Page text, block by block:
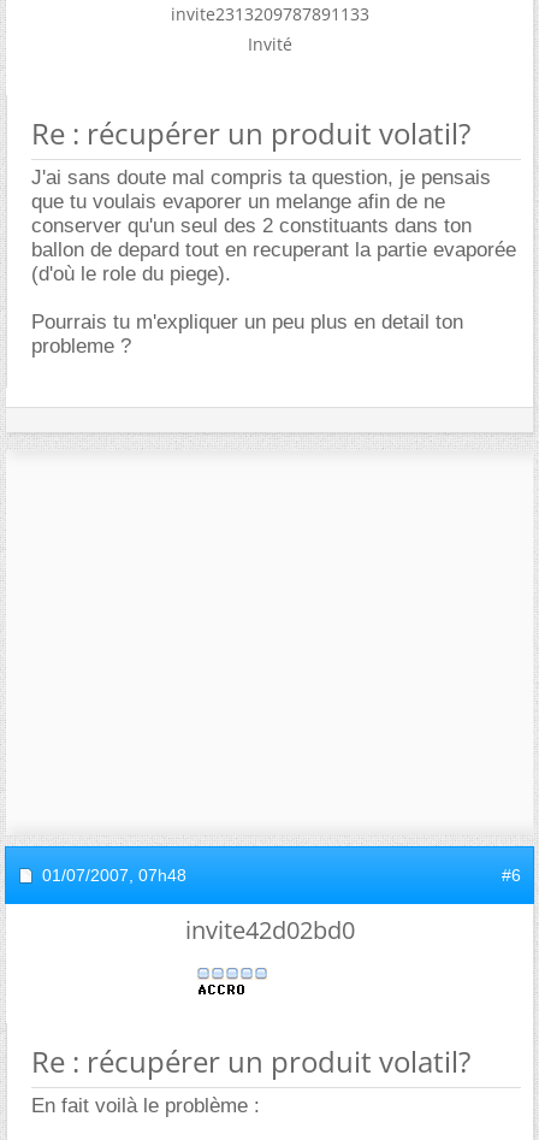
invite2313209787891133
Invité
Re : récupérer un produit volatil?
J'ai sans doute mal compris ta question, je pensais
que tu voulais evaporer un melange afin de ne
conserver qu'un seul des 2 constituants dans ton
ballon de depard tout en recuperant la partie evaporée
(d'où le role du piege).
Pourrais tu m'expliquer un peu plus en detail ton
probleme ?
01/07/2007, 07h48 #6
invite42d02bd0
Re : récupérer un produit volatil?
En fait voilà le problème :